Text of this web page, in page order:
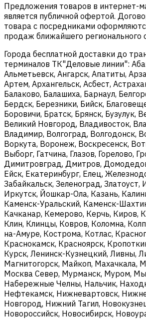
Предложения товаров в интернет-
является публичной офертой.
товара с посредниками
продаж ближайшего регионального
Города бесплатной доставки до
терминалов ТК"Деловые линии":
Альметьевск, Ангарск, Апатиты,
Артем, Архангельск, Асбест,
Балаково, Балашиха, Барнаул,
Бердск, Березники, Бийск,
Боровичи, Братск, Брянск, Бузулук,
Великий Новгород, Владивосток,
Владимир, Волгоград, Волгодонск,
Воркута, Воронеж, Воскресенск,
Выборг, Гатчина, Глазов, Горелово,
Димитровград, Дмитров,
Ейск, Екатеринбург, Елец,
Забайкальск, Зеленоград,
Иркутск, Йошкар-Ола, Казань,
Каменск-Уральский, Каменск-
Качканар, Кемерово, Керчь, Киров,
Клин, Клинцы, Ковров, Коломна,
на-Амуре, Кострома, Котлас,
Краснокамск, Красноярск,
Курск, Ленинск-Кузнецкий, Ливны,
Магнитогорск, Майкоп, Махачкала,
Москва Север, Мурманск, Муром,
Набережные Челны, Нальчик,
Нефтекамск, Нижневартовск,
Новгород, Нижний Тагил,
Новороссийск, Новосибирск,